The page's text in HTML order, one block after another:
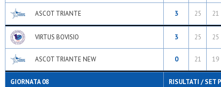
ASCOT TRIANTE 3 25 21
VIRTUS BOVISIO 3 25 25
ASCOT TRIANTE NEW 0 21 19
GIORNATA 08 RISULTATI / SET